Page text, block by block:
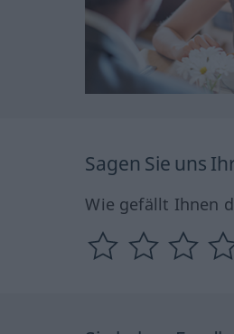
Sagen Sie uns
Wie gefällt Ihnen